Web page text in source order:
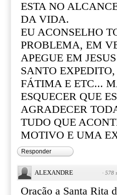
ESTA NO
DA VIDA.
EU ACONSELHO
PROBLEMA, EM
APEGUE EM
SANTO
FÁTIMA E ETC...
ESQUECER QUE
AGRADECER
TUDO QUE
MOTIVO E UMA
Responder
ALEXANDRE · 578
Oração a Santa Rita